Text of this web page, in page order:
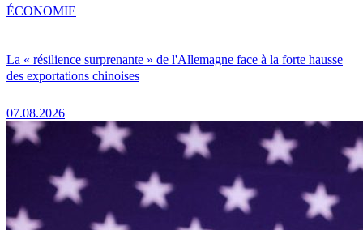
La « résilience surprenante » de l'Allemagne face à la forte hausse
des exportations chinoises
07.08.2026
ÉCONOMIE